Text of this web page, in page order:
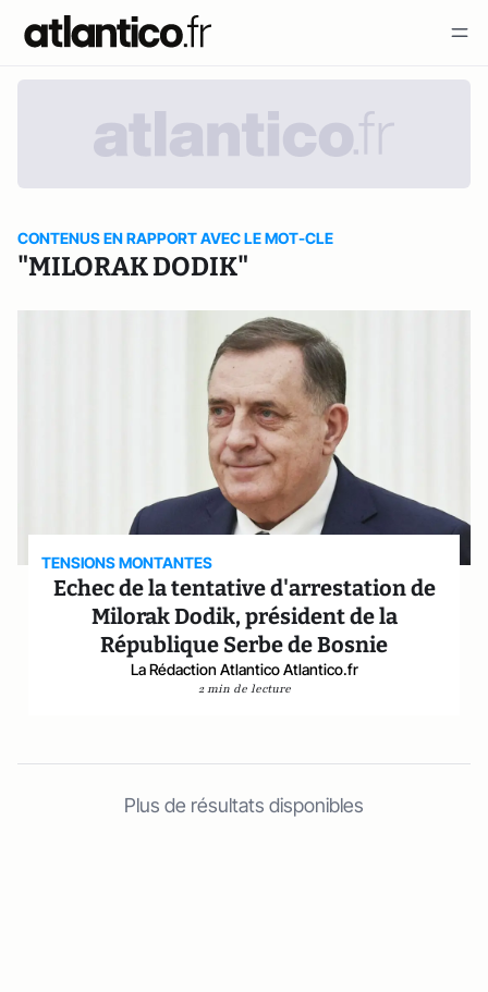
CONTENUS EN RAPPORT AVEC LE MOT-CLE
"MILORAK DODIK"
TENSIONS MONTANTES
Echec de la tentative d'arrestation de
Milorak Dodik, président de la
République Serbe de Bosnie
La Rédaction Atlantico Atlantico.fr
2 min de lecture
Plus de résultats disponibles